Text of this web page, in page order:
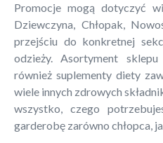
Promocje mogą dotyczyć
Dziewczyna, Chłopak,
przejściu do konkretnej
odzieży. Asortyment
również suplementy diety
wiele innych zdrowych
wszystko, czego
garderobę zarówno chłopca,